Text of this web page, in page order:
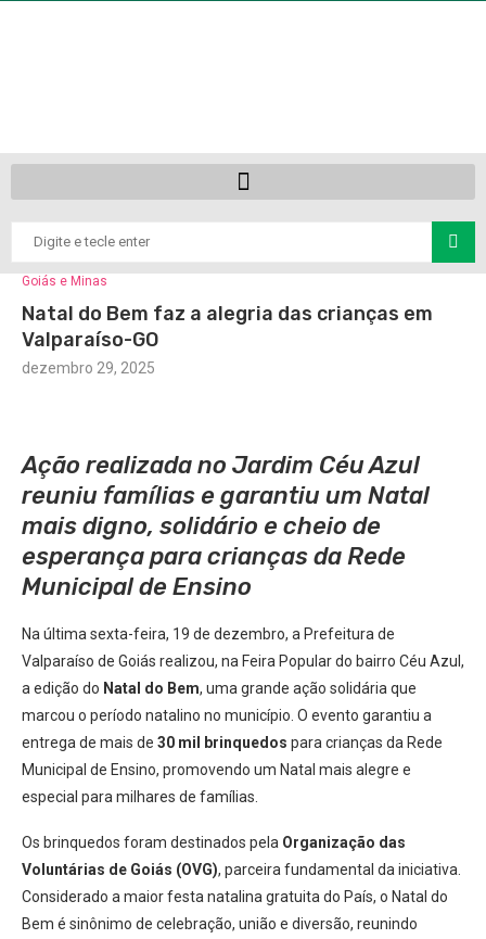
Goiás e Minas
Natal do Bem faz a alegria das crianças em
Valparaíso-GO
dezembro 29, 2025
Ação realizada no Jardim Céu Azul
reuniu famílias e garantiu um Natal
mais digno, solidário e cheio de
esperança para crianças da Rede
Municipal de Ensino
Na última sexta-feira, 19 de dezembro, a Prefeitura de
Valparaíso de Goiás realizou, na Feira Popular do bairro Céu Azul,
a edição do Natal do Bem, uma grande ação solidária que
marcou o período natalino no município. O evento garantiu a
entrega de mais de 30 mil brinquedos para crianças da Rede
Municipal de Ensino, promovendo um Natal mais alegre e
especial para milhares de famílias.
Os brinquedos foram destinados pela Organização das
Voluntárias de Goiás (OVG), parceira fundamental da iniciativa.
Considerado a maior festa natalina gratuita do País, o Natal do
Bem é sinônimo de celebração, união e diversão, reunindo